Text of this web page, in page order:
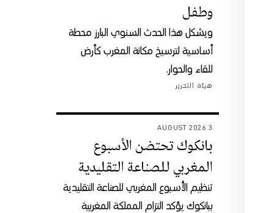
وطفل
ويشكل هذا الحدث السنوي البارز محطة
أساسية لترسيخ مكانة المغرب كأرض
للقاء والحوار.
هيئة التحرير
3 AUGUST 2026
بانكوك تحتضن الأسبوع
المغربي للصناعة التقليدية
تنظيم الأسبوع المغربي للصناعة التقليدية
ببانكوك يؤكد التزام المملكة المغربية